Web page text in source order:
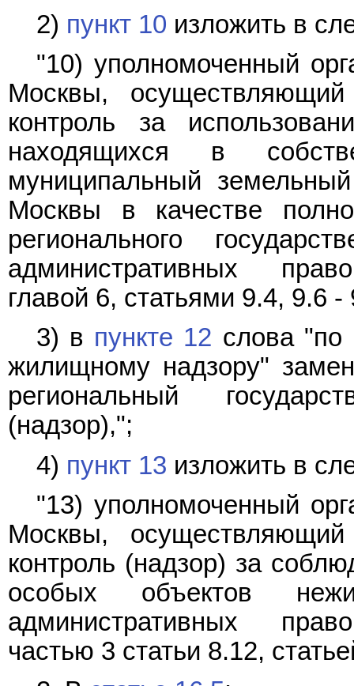
2) пункт 10 изложить в
"10) уполномоченный
Москвы, осуществляющий
контроль за
находящихся в
муниципальный
Москвы в качестве
регионального
административных
главой 6, статьями 9.4, 9.6
3) в пункте 12 слова "по
жилищному надзору"
региональный
(надзор),";
4) пункт 13 изложить в
"13) уполномоченный
Москвы, осуществляющий
контроль (надзор) за
особых объектов
административных
частью 3 статьи 8.12,